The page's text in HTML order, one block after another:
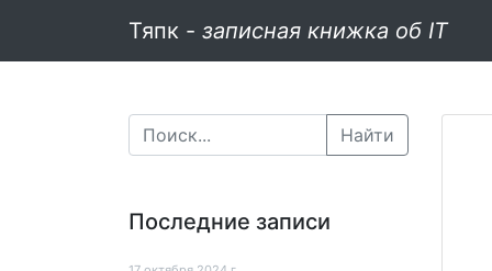
Тяпк - записная книжка об IT
Найти
Последние записи